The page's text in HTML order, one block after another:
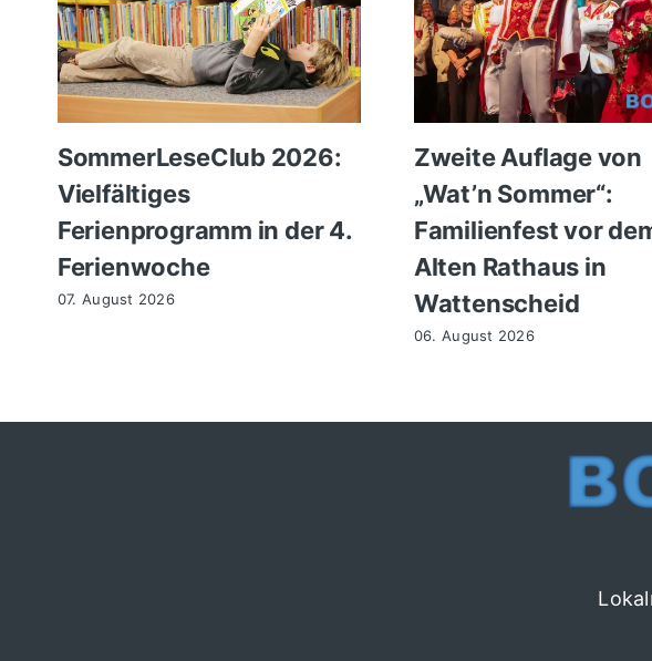
SommerLeseClub 2026:
Vielfältiges
Ferienprogramm in der 4.
Ferienwoche
07. August 2026
Zweite Auflage von
„Wat’n Sommer“:
Familienfest vor
Alten Rathaus in
Wattenscheid
06. August 2026